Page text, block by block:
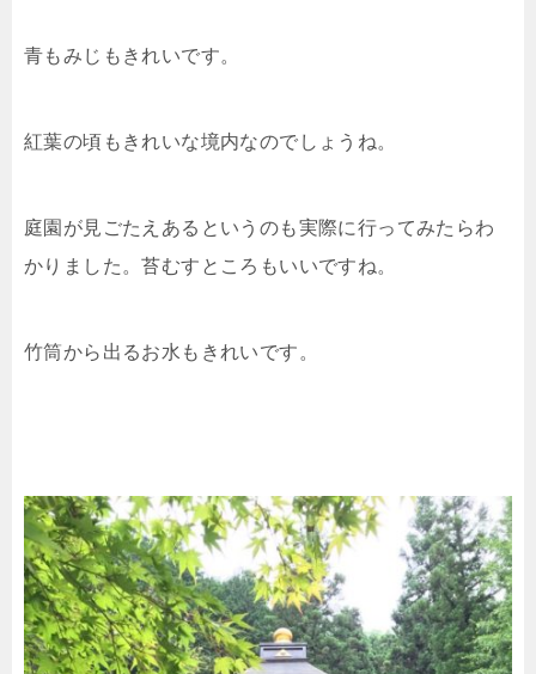
青もみじもきれいです。
紅葉の頃もきれいな境内なのでしょうね。
庭園が見ごたえあるというのも実際に行ってみたらわ
かりました。苔むすところもいいですね。
竹筒から出るお水もきれいです。